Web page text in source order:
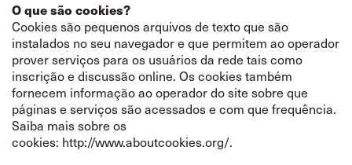
O que são cookies?
Cookies são pequenos arquivos de texto que são
instalados no seu navegador e que permitem ao operador
prover serviços para os usuários da rede tais como
inscrição e discussão online. Os cookies também
fornecem informação ao operador do site sobre que
páginas e serviços são acessados e com que frequência.
Saiba mais sobre os
cookies: http://www.aboutcookies.org/.